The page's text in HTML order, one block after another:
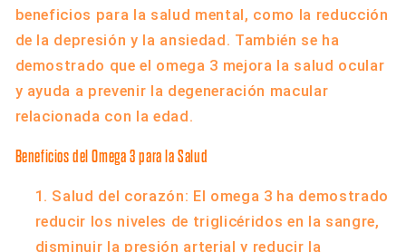
beneficios para la salud mental, como la reducción
de la depresión y la ansiedad. También se ha
demostrado que el omega 3 mejora la salud ocular
y ayuda a prevenir la degeneración macular
relacionada con la edad.
Beneficios del Omega 3 para la Salud
Salud del corazón: El omega 3 ha demostrado
reducir los niveles de triglicéridos en la sangre,
disminuir la presión arterial y reducir la